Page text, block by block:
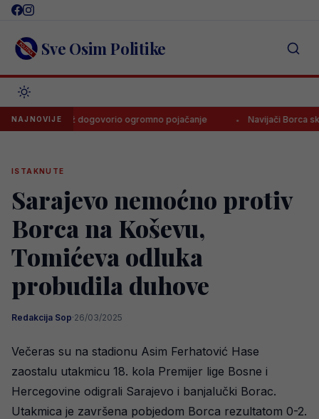
Skip
content Sve Osim Politike
NAJNOVIJE
Velež dogovorio ogromno pojačanje Navijači Borca
ISTAKNUTE
Sarajevo nemoćno protiv
Borca na Koševu,
Tomićeva odluka
probudila duhove
Redakcija Sop·26/03/2025
Večeras su na stadionu Asim Ferhatović Hase
zaostalu utakmicu 18. kola Premijer lige Bosne i
Hercegovine odigrali Sarajevo i banjalučki Borac.
Utakmica je završena pobjedom Borca rezultatom 0-2.